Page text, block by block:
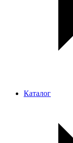
Каталог